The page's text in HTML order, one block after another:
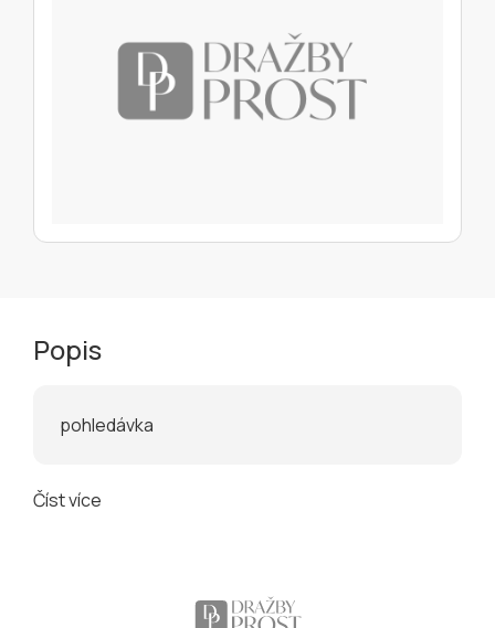
Popis
pohledávka
Číst více